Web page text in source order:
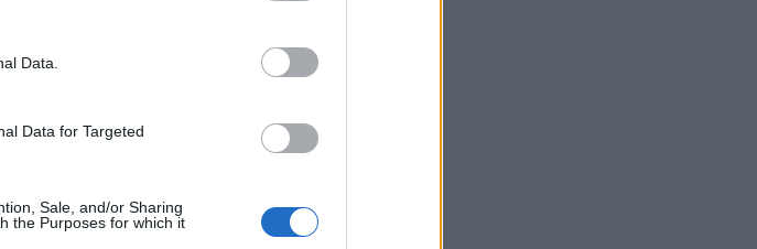
Data.
Data for Targeted
Sale, and/or Sharing
the Purposes for which it